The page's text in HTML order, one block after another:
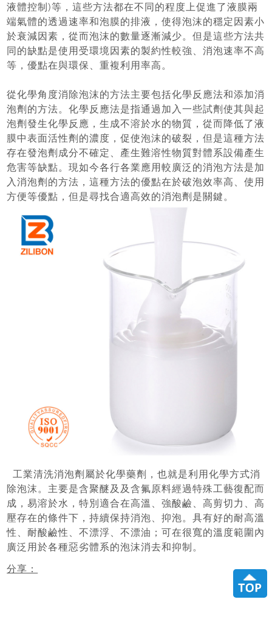
液體控制)等，這些方法都在不同的程度上促進了液膜兩
端氣體的透過速率和泡膜的排液，使得泡沫的穩定因素小
於衰減因素，從而泡沫的數量逐漸減少。但是這些方法共
同的缺點是使用受環境因素的製約性較強、消泡速率不高
等，優點在與環保、重複利用率高。
從化學角度消除泡沫的方法主要包括化學反應法和添加消
泡劑的方法。化學反應法是指通過加入一些試劑使其與起
泡劑發生化學反應，生成不溶於水的物質，從而降低了液
膜中表面活性劑的濃度，促使泡沫的破裂，但是這種方法
存在發泡劑成分不確定、產生難溶性物質對體系設備產生
危害等缺點。現如今各行各業應用較廣泛的消泡方法是加
入消泡劑的方法，這種方法的優點在於破泡效率高、使用
方便等優點，但是尋找合適高效的消泡劑是關鍵。
工業清洗消泡劑屬於化學藥劑，也就是利用化學方式消
除泡沫。主要是含聚醚及及含氟原料經過特殊工藝復配而
成，易溶於水，特別適合在高溫、強酸鹼、高剪切力、高
壓存在的條件下，持續保持消泡、抑泡。具有好的耐高溫
性、耐酸鹼性、不漂浮、不漂油；可在很寬的溫度範圍內
廣泛用於各種惡劣體系的泡沫消去和抑制。
分享：